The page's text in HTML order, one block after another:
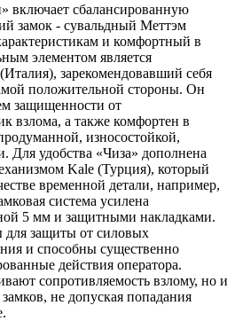
включает сбалансированную
замок - сувальдный Меттэм
и комфортный в
элементом является
зарекомендовавший себя
положительной стороны. Он
защищенности от
взлома, а также комфортен в
износостойкой,
Для удобства «Чиза» дополнена
Kale (Турция), который
временной детали, например,
система усилена
5 мм и защитными накладками.
для защиты от силовых
и способны существенно
действия оператора.
сопротивляемость взлому, но и
не допуская попадания